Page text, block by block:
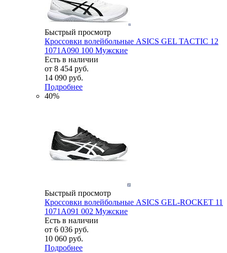
Быстрый просмотр
Кроссовки волейбольные ASICS GEL TACTIC 12
1071A090 100 Мужские
Есть в наличии
от 8 454 руб.
14 090 руб.
Подробнее
40%
Быстрый просмотр
Кроссовки волейбольные ASICS GEL-ROCKET 11
1071A091 002 Мужские
Есть в наличии
от 6 036 руб.
10 060 руб.
Подробнее